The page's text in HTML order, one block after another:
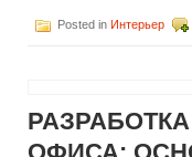
Posted in Интерьер